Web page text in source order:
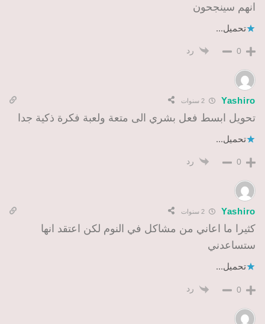
انهم سينجحون
تحميل...
0 رد
Yashiro
تحويل ابسط فعل بشري الى متعة ولعبة فكرة ذكية جدا
تحميل...
0 رد
Yashiro
كثيرا ما اعاني من مشاكل في النوم لكن اعتقد انها
ستساعدني
تحميل...
0 رد